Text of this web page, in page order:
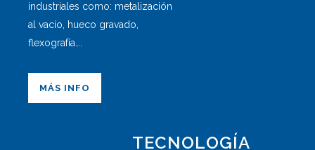
industriales como: metalización
al vacío, hueco gravado,
flexografía….
MÁS INFO
TECNOLOGÍA